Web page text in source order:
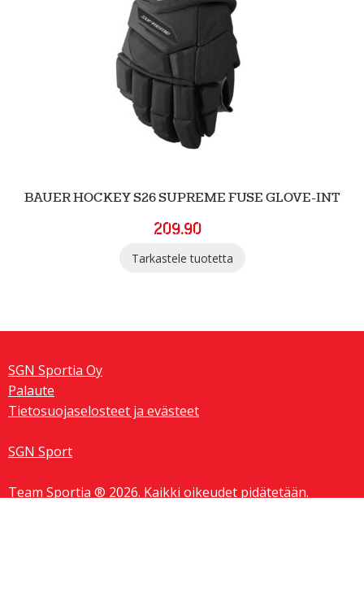
BAUER HOCKEY S26 SUPREME FUSE GLOVE-INT
209.90
Tarkastele tuotetta
SGN Sportia Oy
Palaute
Tietosuojaselosteet ja evästeet
SGN Sport
Team Sportia ® 2026. Kaikki oikeudet pidätetään.